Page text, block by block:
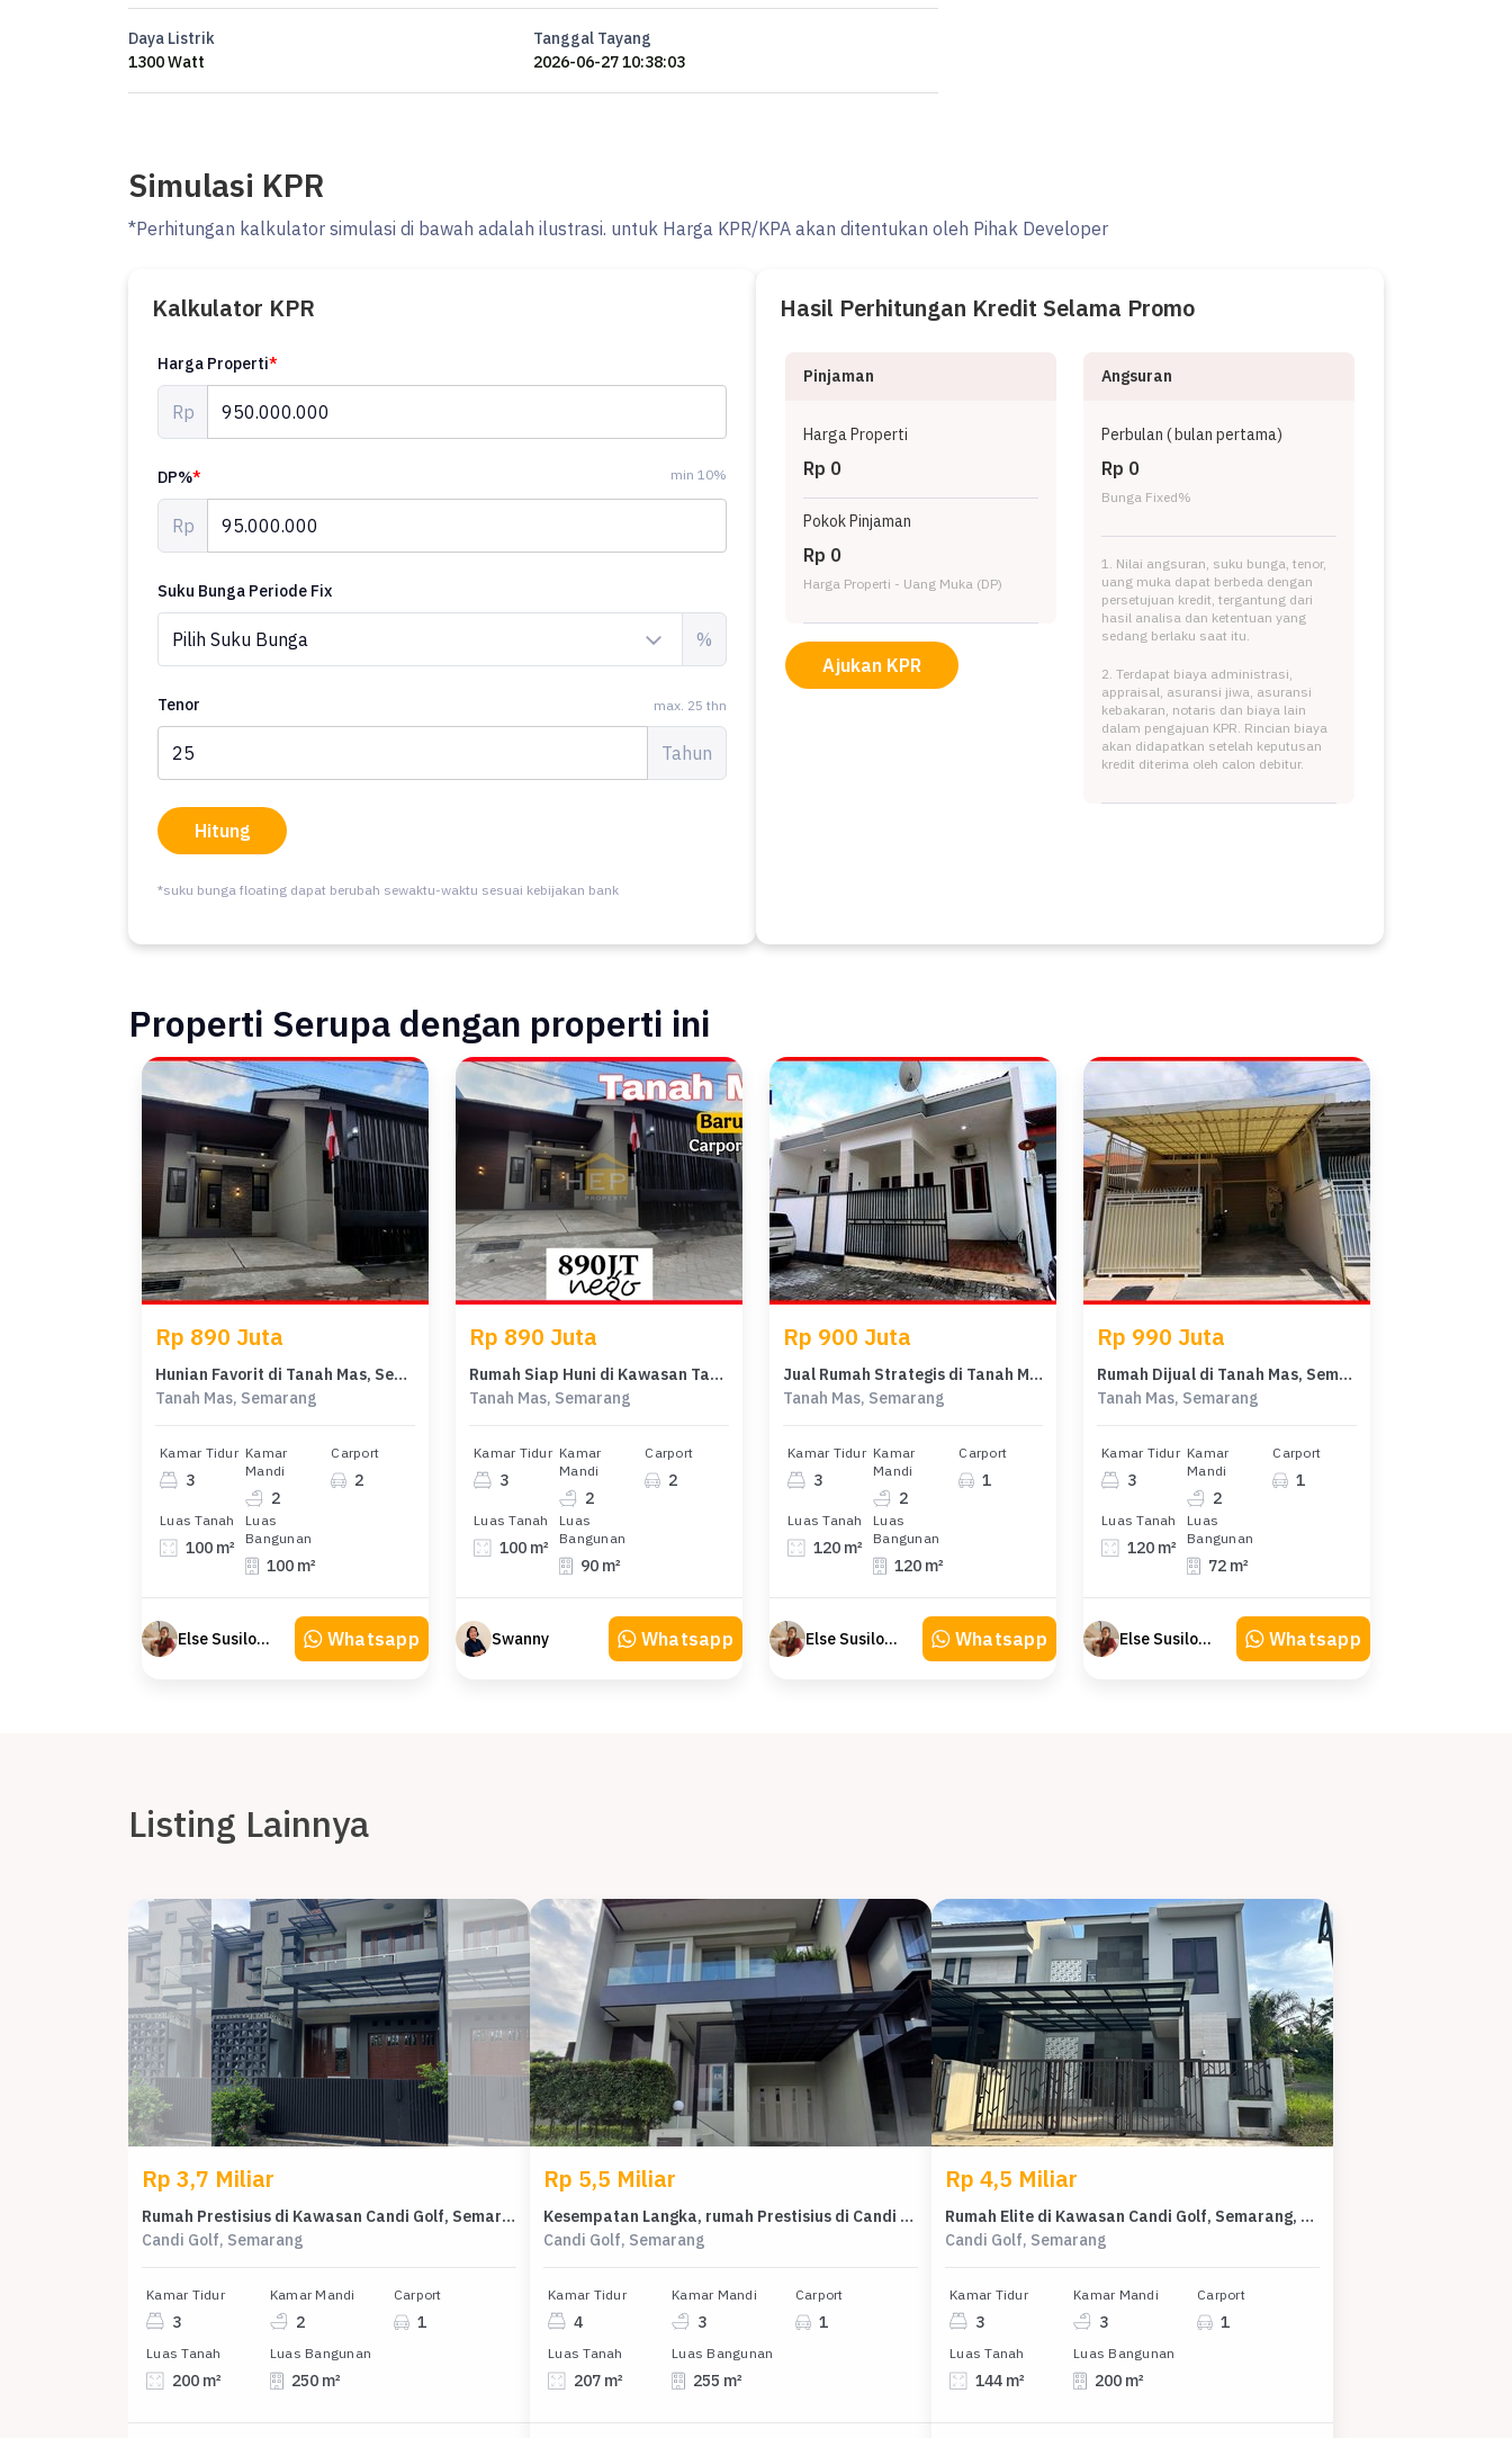
Daya Listrik
1300 Watt
Tanggal Tayang
2026-06-27 10:38:03
Simulasi KPR
*Perhitungan kalkulator simulasi di bawah adalah ilustrasi. untuk Harga KPR/KPA akan ditentukan oleh Pihak Developer
Kalkulator KPR
Harga Properti*
Rp
DP%* min 10%
Rp
Suku Bunga Periode Fix
%
Tenor max. 25 thn
Tahun
Hitung
*suku bunga floating dapat berubah sewaktu-waktu sesuai kebijakan bank
Hasil Perhitungan Kredit Selama Promo
Pinjaman
Harga Properti
Rp 0
Pokok Pinjaman
Rp 0
Harga Properti - Uang Muka (DP)
Ajukan KPR
Angsuran
Perbulan (bulan pertama)
Rp 0
Bunga Fixed%
1. Nilai angsuran, suku bunga, tenor,
uang muka dapat berbeda dengan
persetujuan kredit, tergantung dari
hasil analisa dan ketentuan yang
sedang berlaku saat itu.
2. Terdapat biaya administrasi,
appraisal, asuransi jiwa, asuransi
kebakaran, notaris dan biaya lain
dalam pengajuan KPR. Rincian biaya
akan didapatkan setelah keputusan
kredit diterima oleh calon debitur.
Properti Serupa dengan properti ini
Rp 890 Juta
Hunian Favorit di Tanah Mas, Semarang, 3 KT, Harga 890 Juta
Tanah Mas, Semarang
Kamar Tidur
3
Kamar
Mandi
2
Carport
2
Luas Tanah
100 m²
Luas
Bangunan
100 m²
Else Susilowaty Whatsapp
Rp 890 Juta
Rumah Siap Huni di Kawasan Tanah Mas, Semarang, LT 100m²
Tanah Mas, Semarang
Kamar Tidur
3
Kamar
Mandi
2
Carport
2
Luas Tanah
100 m²
Luas
Bangunan
90 m²
Swanny Whatsapp
Rp 900 Juta
Jual Rumah Strategis di Tanah Mas, Semarang - LT 120m²
Tanah Mas, Semarang
Kamar Tidur
3
Kamar
Mandi
2
Carport
1
Luas Tanah
120 m²
Luas
Bangunan
120 m²
Else Susilowaty Whatsapp
Rp 990 Juta
Rumah Dijual di Tanah Mas, Semarang, LB 72m², Harga Terbaik!
Tanah Mas, Semarang
Kamar Tidur
3
Kamar
Mandi
2
Carport
1
Luas Tanah
120 m²
Luas
Bangunan
72 m²
Else Susilowaty Whatsapp
Listing Lainnya
Rp 3,7 Miliar
Rumah Prestisius di Kawasan Candi Golf, Semarang, LB 250m², Harga 3,7 Miliar
Candi Golf, Semarang
Kamar Tidur
3
Kamar Mandi
2
Carport
1
Luas Tanah
200 m²
Luas Bangunan
250 m²
Rp 5,5 Miliar
Kesempatan Langka, rumah Prestisius di Candi Golf, Semarang, LB 255m²
Candi Golf, Semarang
Kamar Tidur
4
Kamar Mandi
3
Carport
1
Luas Tanah
207 m²
Luas Bangunan
255 m²
Rp 4,5 Miliar
Rumah Elite di Kawasan Candi Golf, Semarang, LB 200m², Harga 4,5 Miliar
Candi Golf, Semarang
Kamar Tidur
3
Kamar Mandi
3
Carport
1
Luas Tanah
144 m²
Luas Bangunan
200 m²